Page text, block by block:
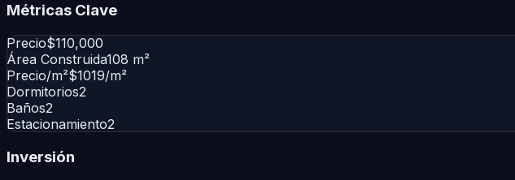
Métricas Clave
Precio$110,000
Área Construida108 m²
Precio/m²$1019/m²
Dormitorios2
Baños2
Estacionamiento2
Inversión